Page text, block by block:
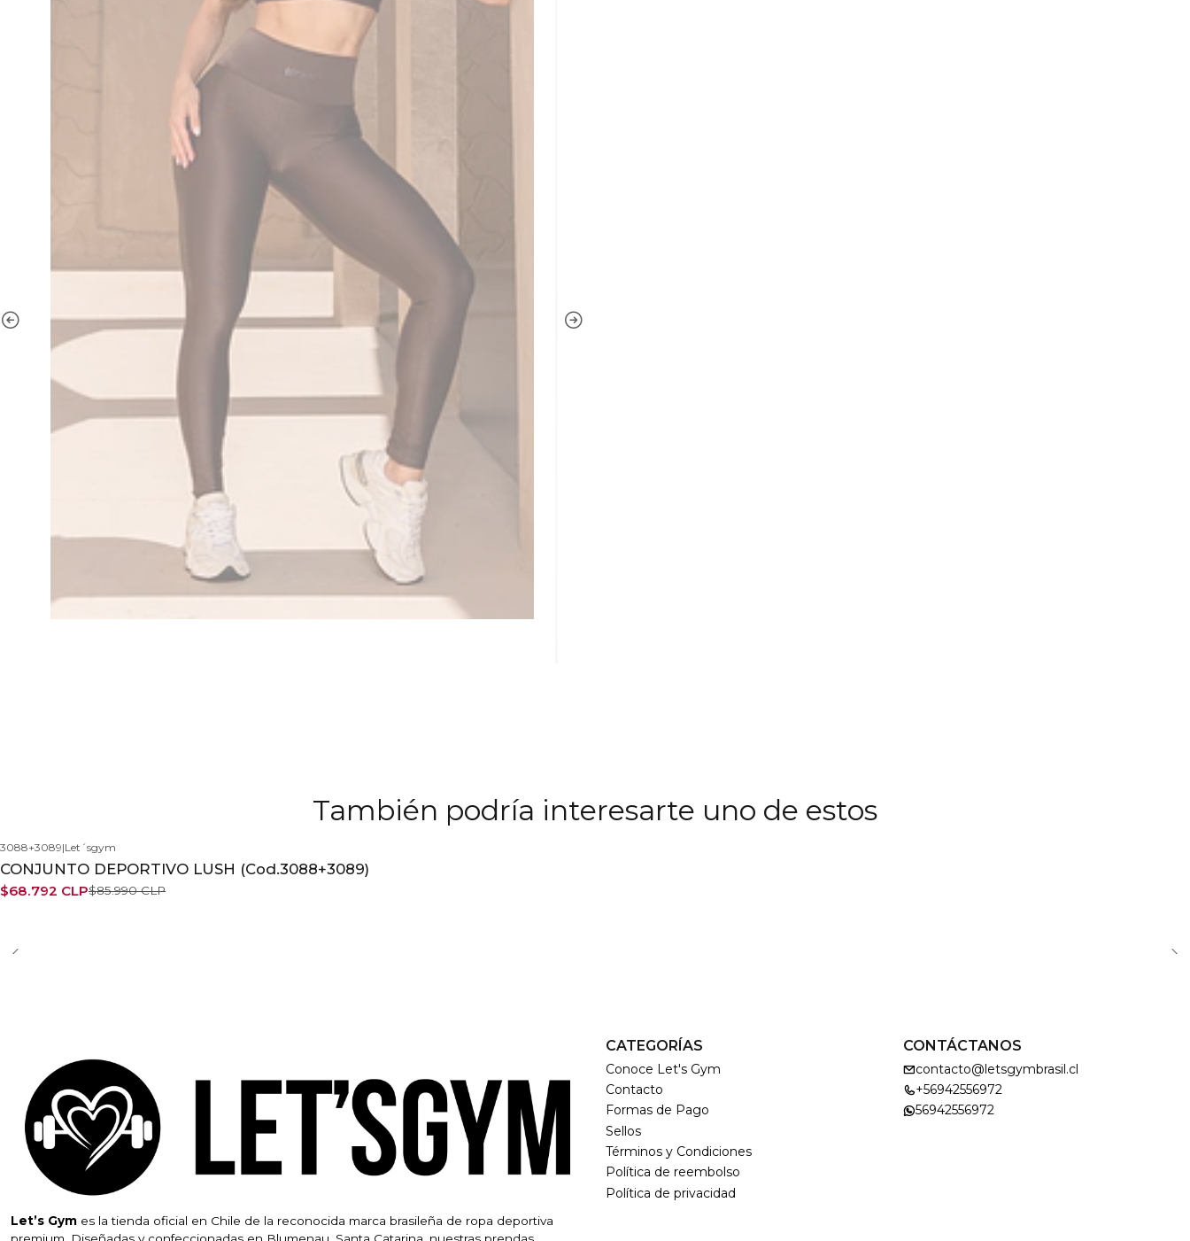
También podría interesarte uno de estos
3088+3089|Let´sgym
CONJUNTO DEPORTIVO LUSH (Cod.3088+3089)
$68.792 CLP$85.990 CLP
Let’s Gym es la tienda oficial en Chile de la reconocida marca brasileña de ropa deportiva
CATEGORÍAS
Conoce Let's Gym
Contacto
Formas de Pago
Sellos
Términos y Condiciones
Política de reembolso
Política de privacidad
CONTÁCTANOS
contacto@letsgymbrasil.cl
+56942556972
56942556972